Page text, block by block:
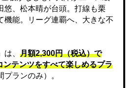
悠、松本晴が台頭。打線も栗
機能。リーグ連覇へ、大きな不
は、 月額2,300円（税込）で
テンツをすべて楽しめるプラ
プランのみ）。